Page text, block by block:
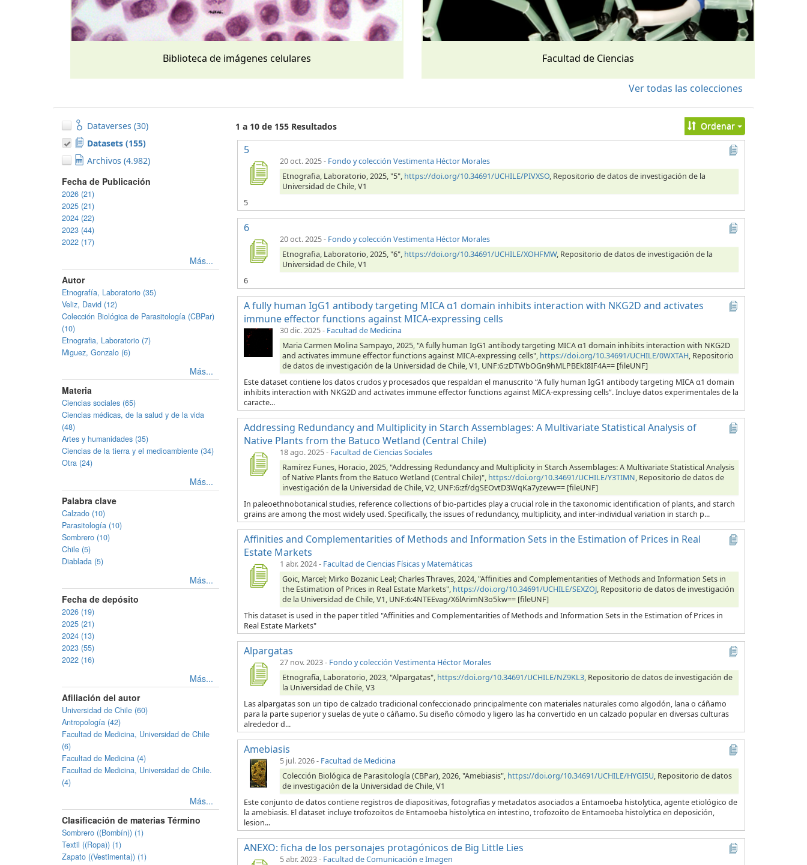
Biblioteca de imágenes celulares Facultad de Ciencias
Ver todas las colecciones
Dataverses (30)
Datasets (155)
Archivos (4.982)
Fecha de Publicación
2026 (21)
2025 (21)
2024 (22)
2023 (44)
2022 (17)
Más...
Autor
Etnografía, Laboratorio (35)
Veliz, David (12)
Colección Biológica de Parasitología (CBPar)
(10)
Etnografia, Laboratorio (7)
Miguez, Gonzalo (6)
Más...
Materia
Ciencias sociales (65)
Ciencias médicas, de la salud y de la vida
(48)
Artes y humanidades (35)
Ciencias de la tierra y el medioambiente (34)
Otra (24)
Más...
Palabra clave
Calzado (10)
Parasitología (10)
Sombrero (10)
Chile (5)
Diablada (5)
Más...
Fecha de depósito
2026 (19)
2025 (21)
2024 (13)
2023 (55)
2022 (16)
Más...
Afiliación del autor
Universidad de Chile (60)
Antropología (42)
Facultad de Medicina, Universidad de Chile
(6)
Facultad de Medicina (4)
Facultad de Medicina, Universidad de Chile.
(4)
Más...
Clasificación de materias Término
Sombrero ((Bombín)) (1)
Textil ((Ropa)) (1)
Zapato ((Vestimenta)) (1)
1 a 10 de 155 Resultados Ordenar
5
20 oct. 2025- Fondo y colección Vestimenta Héctor Morales
Etnografia, Laboratorio, 2025, "5", https://doi.org/10.34691/UCHILE/PIVXSO, Repositorio de datos de investigación de la
Universidad de Chile, V1
5
6
20 oct. 2025- Fondo y colección Vestimenta Héctor Morales
Etnografia, Laboratorio, 2025, "6", https://doi.org/10.34691/UCHILE/XOHFMW, Repositorio de datos de investigación de la
Universidad de Chile, V1
6
A fully human IgG1 antibody targeting MICA α1 domain inhibits interaction with NKG2D and activates
immune effector functions against MICA-expressing cells
30 dic. 2025- Facultad de Medicina
Maria Carmen Molina Sampayo, 2025, "A fully human IgG1 antibody targeting MICA α1 domain inhibits interaction with NKG2D
and activates immune effector functions against MICA-expressing cells", https://doi.org/10.34691/UCHILE/0WXTAH, Repositorio
de datos de investigación de la Universidad de Chile, V1, UNF:6:zDTWbOGn9hMLPBEkI8IF4A== [fileUNF]
Este dataset contiene los datos crudos y procesados que respaldan el manuscrito “A fully human IgG1 antibody targeting MICA α1 domain
inhibits interaction with NKG2D and activates immune effector functions against MICA-expressing cells”. Incluye datos experimentales de la
caracte...
Addressing Redundancy and Multiplicity in Starch Assemblages: A Multivariate Statistical Analysis of
Native Plants from the Batuco Wetland (Central Chile)
18 ago. 2025- Facultad de Ciencias Sociales
Ramírez Funes, Horacio, 2025, "Addressing Redundancy and Multiplicity in Starch Assemblages: A Multivariate Statistical Analysis
of Native Plants from the Batuco Wetland (Central Chile)", https://doi.org/10.34691/UCHILE/Y3TIMN, Repositorio de datos de
investigación de la Universidad de Chile, V2, UNF:6:zf/dgSEOvtD3WqKa7yzevw== [fileUNF]
In paleoethnobotanical studies, reference collections of bio-particles play a crucial role in the taxonomic identification of plants, and starch
grains are among the most widely used. Specifically, the issues of redundancy, multiplicity, and inter-individual variation in starch p...
Affinities and Complementarities of Methods and Information Sets in the Estimation of Prices in Real
Estate Markets
1 abr. 2024- Facultad de Ciencias Físicas y Matemáticas
Goic, Marcel; Mirko Bozanic Leal; Charles Thraves, 2024, "Affinities and Complementarities of Methods and Information Sets in
the Estimation of Prices in Real Estate Markets", https://doi.org/10.34691/UCHILE/SEXZOJ, Repositorio de datos de investigación
de la Universidad de Chile, V1, UNF:6:4NTEEvag/X6lArimN3o5kw== [fileUNF]
This dataset is used in the paper titled "Affinities and Complementarities of Methods and Information Sets in the Estimation of Prices in
Real Estate Markets"
Alpargatas
27 nov. 2023- Fondo y colección Vestimenta Héctor Morales
Etnografía, Laboratorio, 2023, "Alpargatas", https://doi.org/10.34691/UCHILE/NZ9KL3, Repositorio de datos de investigación de
la Universidad de Chile, V3
Las alpargatas son un tipo de calzado tradicional confeccionado principalmente con materiales naturales como algodón, lana o cáñamo
para la parte superior y suelas de yute o cáñamo. Su diseño cómodo y ligero las ha convertido en un calzado popular en diversas culturas
alrededor d...
Amebiasis
5 jul. 2026- Facultad de Medicina
Colección Biológica de Parasitología (CBPar), 2026, "Amebiasis", https://doi.org/10.34691/UCHILE/HYGI5U, Repositorio de datos
de investigación de la Universidad de Chile, V1
Este conjunto de datos contiene registros de diapositivas, fotografías y metadatos asociados a Entamoeba histolytica, agente etiológico de
la amebiasis. El dataset incluye trofozoitos de Entamoeba histolytica en intestino, trofozoito de Entamoeba histolytica en deposición,
lesion...
ANEXO: ficha de los personajes protagónicos de Big Little Lies
5 abr. 2023- Facultad de Comunicación e Imagen